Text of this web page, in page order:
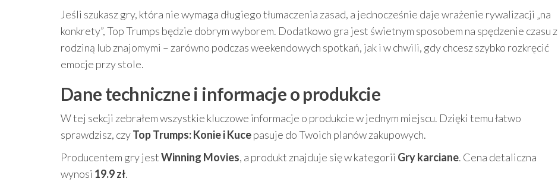
Jeśli szukasz gry, która nie wymaga długiego tłumaczenia zasad, a jednocześnie daje wrażenie rywalizacji „na
konkrety”, Top Trumps będzie dobrym wyborem. Dodatkowo gra jest świetnym sposobem na spędzenie czasu z
rodziną lub znajomymi – zarówno podczas weekendowych spotkań, jak i w chwili, gdy chcesz szybko rozkręcić
emocje przy stole.
Dane techniczne i informacje o produkcie
W tej sekcji zebrałem wszystkie kluczowe informacje o produkcie w jednym miejscu. Dzięki temu łatwo
sprawdzisz, czyTop Trumps: Konie i Kucepasuje do Twoich planów zakupowych.
Producentem gry jestWinning Movies, a produkt znajduje się w kategorii Gry karciane. Cena detaliczna
wynosi 19.9 zł.